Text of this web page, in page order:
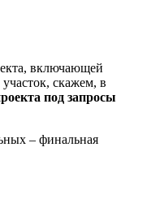
включающей
скажем, в
под запросы
– финальная